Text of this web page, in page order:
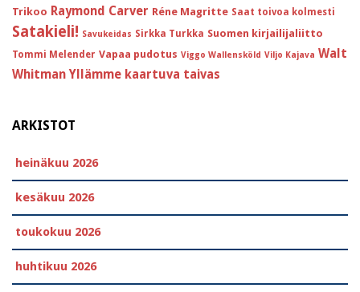
Trikoo Raymond Carver Réne Magritte Saat toivoa kolmesti
Satakieli! Savukeidas Sirkka Turkka Suomen kirjailijaliitto
Tommi Melender Vapaa pudotus Viggo Wallensköld Viljo Kajava Walt
Whitman Yllämme kaartuva taivas
ARKISTOT
heinäkuu 2026
kesäkuu 2026
toukokuu 2026
huhtikuu 2026